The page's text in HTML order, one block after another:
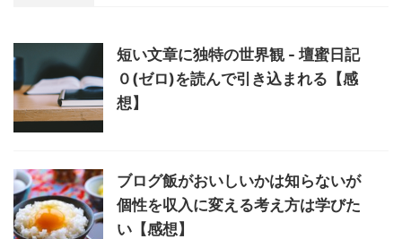
短い文章に独特の世界観 - 壇蜜日記
０(ゼロ)を読んで引き込まれる【感
想】
ブログ飯がおいしいかは知らないが
個性を収入に変える考え方は学びた
い【感想】